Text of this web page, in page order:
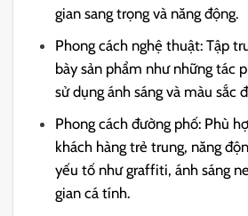
gian sang trọng và năng động.
Phong cách nghệ thuật: Tập
bày sản phẩm như những tác
sử dụng ánh sáng và màu sắc
Phong cách đường phố: Phù
khách hàng trẻ trung, năng
yếu tố như graffiti, ánh sáng
gian cá tính.